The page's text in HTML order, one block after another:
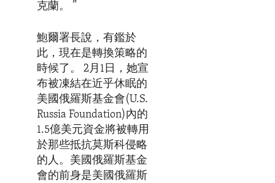
克蘭。 ”
鮑爾署長說，有鑑於
此，現在是轉換策略的
時候了。 2月1日，她宣
布被凍結在近乎休眠的
美國俄羅斯基金會(U.S.
Russia Foundation)內的
1.5億美元資金將被轉用
於那些抵抗莫斯科侵略
的人。美國俄羅斯基金
會的前身是美國俄羅斯